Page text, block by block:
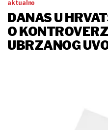
aktualno
DANAS U
O
UBRZANOG